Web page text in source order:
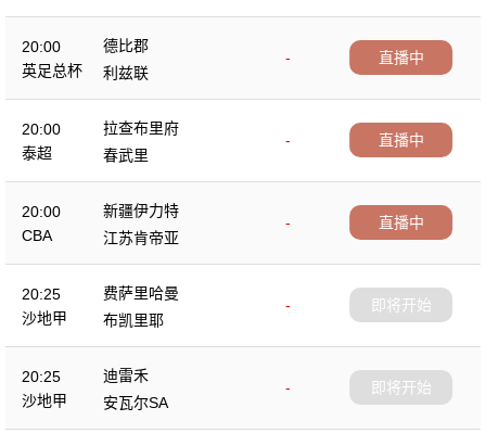
20:00
英足总杯
德比郡
-
利兹联
直播中
20:00
泰超
拉查布里府
-
春武里
直播中
20:00
CBA
新疆伊力特
-
江苏肯帝亚
直播中
20:25
沙地甲
费萨里哈曼
-
布凯里耶
即将开始
20:25
沙地甲
迪雷禾
-
安瓦尔SA
即将开始